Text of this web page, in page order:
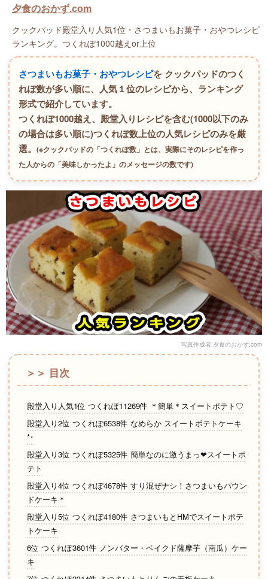
夕食のおかず.com
クックパッド殿堂入り人気1位・さつまいもお菓子・おやつレシピ
ランキング。つくれぽ1000越えor上位
さつまいもお菓子・おやつレシピを クックパッドのつく
れぽ数が多い順に、人気１位のレシピから、ランキング
形式で紹介しています。
つくれぽ1000越え、殿堂入りレシピを含む(1000以下のみ
の場合は多い順に)つくれぽ数上位の人気レシピのみを厳
選。(※クックパッドの「つくれぽ数」とは、実際にそのレシピを作っ
た人からの「美味しかったよ」のメッセージの数です)
写真作成者:夕食のおかず.com
＞＞ 目次
殿堂入り人気1位 つくれぽ11269件 ＊簡単＊スイートポテト♡
殿堂入り2位 つくれぽ6538件 なめらか スイートポテトケーキ
*･
殿堂入り3位 つくれぽ5325件 簡単なのに激うまっ❤スイートポ
テト
殿堂入り4位 つくれぽ4678件 すり混ぜナシ！さつまいもパウン
ドケーキ＊
殿堂入り5位 つくれぽ4180件 さつまいもとHMでスイートポテ
トケーキ
6位 つくれぽ3601件 ノンバター・ベイクド薩摩芋（南瓜）ケー
キ